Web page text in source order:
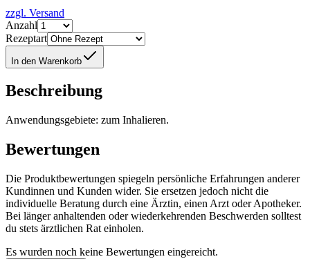
zzgl. Versand
Anzahl
Rezeptart
In den Warenkorb
Beschreibung
Anwendungsgebiete: zum Inhalieren.
Bewertungen
Die Produktbewertungen spiegeln persönliche Erfahrungen anderer
Kundinnen und Kunden wider. Sie ersetzen jedoch nicht die
individuelle Beratung durch eine Ärztin, einen Arzt oder Apotheker.
Bei länger anhaltenden oder wiederkehrenden Beschwerden solltest
du stets ärztlichen Rat einholen.
Es wurden noch keine Bewertungen eingereicht.